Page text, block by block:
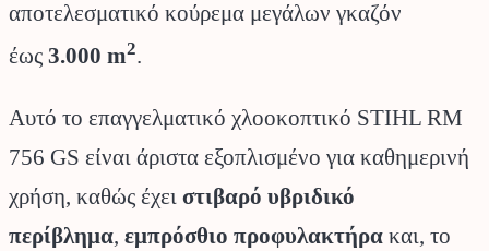
αποτελεσματικό κούρεμα μεγάλων γκαζόν
έως 3.000 m2.
Αυτό το επαγγελματικό χλοοκοπτικό STIHL RM
756 GS είναι άριστα εξοπλισμένο για καθημερινή
χρήση, καθώς έχει στιβαρό υβριδικό
περίβλημα, εμπρόσθιο προφυλακτήρα και, το